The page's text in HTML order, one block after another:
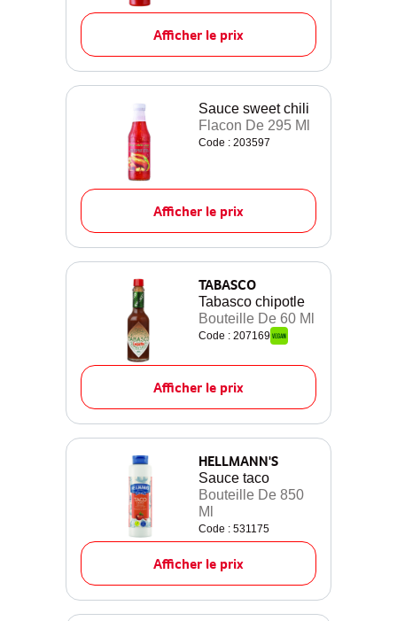
Afficher le prix
Sauce sweet chili
Flacon De 295 Ml
Code : 203597
Afficher le prix
TABASCO
Tabasco chipotle
Bouteille De 60 Ml
Code : 207169
Afficher le prix
HELLMANN'S
Sauce taco
Bouteille De 850
Ml
Code : 531175
Afficher le prix